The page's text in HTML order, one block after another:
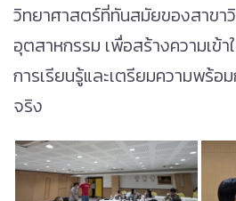
วิทยาศาสตร์ที่ทันสมัยของสาขา
อุตสาหกรรม เพื่อสร้างความเข้
การเรียนรู้และเตรียมความพร้
จริง